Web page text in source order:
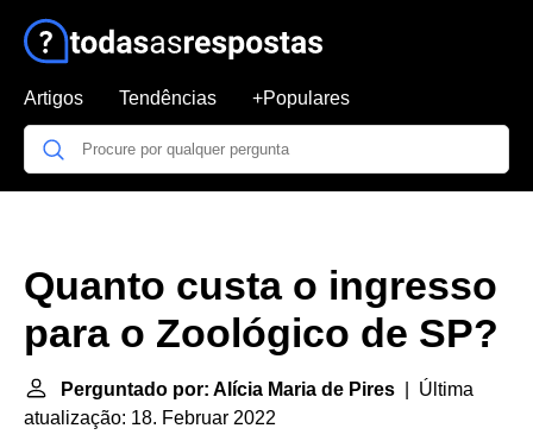
Artigos Tendências +Populares
Quanto custa o ingresso
para o Zoológico de SP?
Perguntado por: Alícia Maria de Pires | Última
atualização: 18. Februar 2022